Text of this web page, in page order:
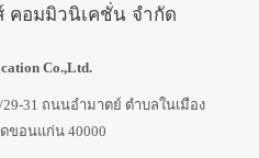
คอมมิวนิเคชั่น จำกัด
Co.,Ltd.
29-31 ถนนอำมาตย์ ตำบลในเมือง
ขอนแก่น 40000